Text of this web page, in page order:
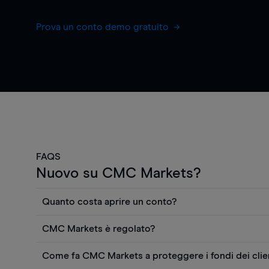
Prova un conto demo gratuito
FAQS
Nuovo su CMC Markets?
Quanto costa aprire un conto?
gratuitamente i prezzi e utilizzare strumenti come
rapporti quantitativi sui titoli azionari di Morningstar.
CMC Markets è regolato?
federale tedesca di vigilanza finanziaria (BaFin).
Come fa CMC Markets a proteggere i fondi dei